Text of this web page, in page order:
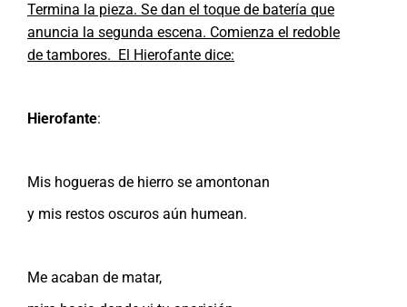
Termina la pieza. Se dan el toque de batería que
anuncia la segunda escena. Comienza el redoble
de tambores. El Hierofante dice:
Hierofante:
Mis hogueras de hierro se amontonan
y mis restos oscuros aún humean.
Me acaban de matar,